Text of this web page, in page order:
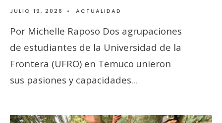
JULIO 19, 2026 • ACTUALIDAD
Por Michelle Raposo Dos agrupaciones
de estudiantes de la Universidad de la
Frontera (UFRO) en Temuco unieron
sus pasiones y capacidades...